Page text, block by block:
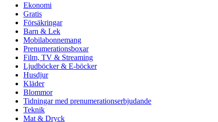
Ekonomi
Gratis
Försäkringar
Barn & Lek
Mobilabonnemang
Prenumerationsboxar
Film, TV & Streaming
Ljudböcker & E-böcker
Husdjur
Kläder
Blommor
Tidningar med prenumerationserbjudande
Teknik
Mat & Dryck